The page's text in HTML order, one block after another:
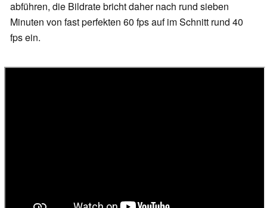
abführen, die Bildrate bricht daher nach rund sieben
Minuten von fast perfekten 60 fps auf im Schnitt rund 40
fps ein.